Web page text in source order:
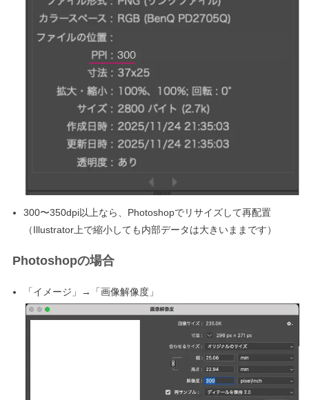
300〜350dpi以上なら、Photoshopでリサイズして再配置
（Illustrator上で縮小しても内部データは大きいままです）
Photoshopの場合
「イメージ」→「画像解像度」